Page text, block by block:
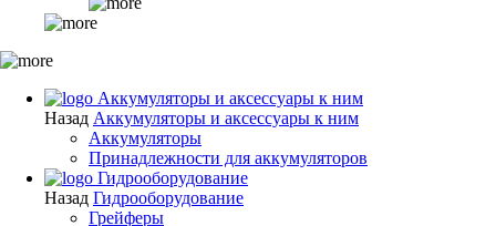
Аккумуляторы и аксессуары к ним
Назад Аккумуляторы и аксессуары к ним
Аккумуляторы
Принадлежности для аккумуляторов
Гидрооборудование
Назад Гидрооборудование
Грейферы